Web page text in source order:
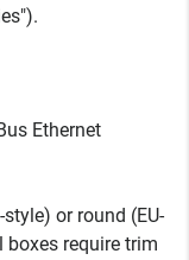
Ethernet
or round (EU-
boxes require trim